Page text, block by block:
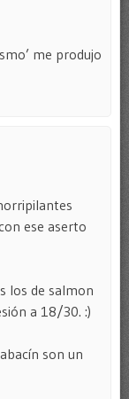
me produjo
ese aserto
los de salmon
a 18/30. :)
son un